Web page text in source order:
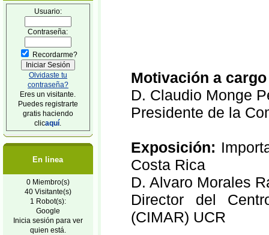
Usuario:
Contraseña:
Recordarme?
Olvidaste tu
contraseña?
Eres un visitante.
Puedes registrarte
gratis haciendo
clicaquí
En linea
0 Miembro(s)
40 Visitante(s)
1 Robot(s):
Google
Inicia sesión para ver
quien está.
Motivación a
D. Claudio Monge
Presidente de la
Exposición:
Costa Rica
D. Alvaro Morales
Director del
(CIMAR) UCR